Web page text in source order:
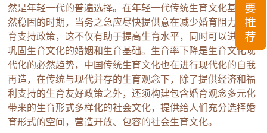
然是年轻一代的普遍选择。在年轻一代传统生育文化基础仍
然稳固的时期，当务之急应尽快提供意在减少婚育阻力的生
育支持政策，这不仅有助于提高生育水平，同时可以进一步
巩固生育文化的婚姻和生育基础。生育率下降是生育文化现
代化的必然趋势，中国传统生育文化也在进行现代化的自我
再造，在传统与现代并存的生育观念下，除了提供经济和福
利支持的生育友好政策之外，还须构建包含婚育观念多元化
带来的生育形式多样化的社会文化，提供给人们充分选择婚
育形式的空间，营造开放、包容的社会生育文化。